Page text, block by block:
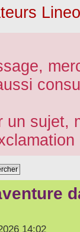
un sujet,
14:02